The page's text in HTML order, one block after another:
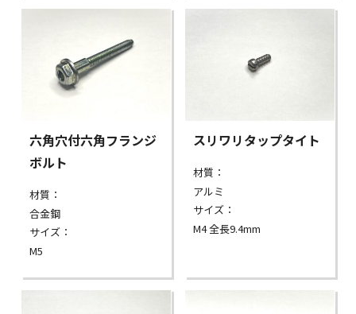
六角穴付六角フランジ
ボルト
材質：
合金鋼
サイズ：
M5
スリワリタップタイト
材質：
アルミ
サイズ：
M4 全長9.4mm